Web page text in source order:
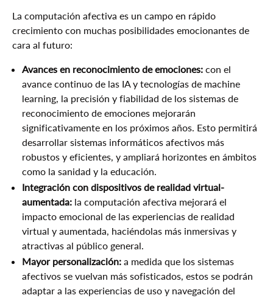
La computación afectiva es un campo en rápido
crecimiento con muchas posibilidades emocionantes de
cara al futuro:
Avances en reconocimiento de emociones: con el
avance continuo de las IA y tecnologías de machine
learning, la precisión y fiabilidad de los sistemas de
reconocimiento de emociones mejorarán
significativamente en los próximos años. Esto permitirá
desarrollar sistemas informáticos afectivos más
robustos y eficientes, y ampliará horizontes en ámbitos
como la sanidad y la educación.
Integración con dispositivos de realidad virtual-
aumentada: la computación afectiva mejorará el
impacto emocional de las experiencias de realidad
virtual y aumentada, haciéndolas más inmersivas y
atractivas al público general.
Mayor personalización: a medida que los sistemas
afectivos se vuelvan más sofisticados, estos se podrán
adaptar a las experiencias de uso y navegación del